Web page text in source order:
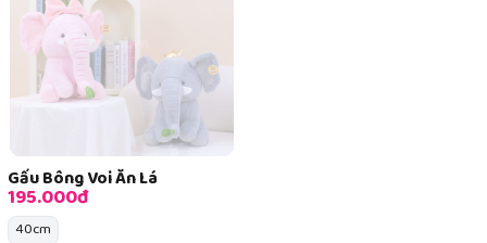
Gấu Bông Voi Ăn Lá
195.000đ
40cm